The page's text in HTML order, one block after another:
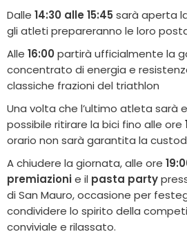
Dalle 14:30 alle 15:45 sarà aperta
gli atleti prepareranno le loro
Alle 16:00partirà ufficialmente la
concentrato di energia e
classiche frazioni del triathlon
Una volta che l’ultimo atleta sarà
possibile ritirare la bici fino alle ore
orario non sarà garantita la
A chiudere la giornata, alle ore
premiazionie il pasta party
di San Mauro, occasione per
condividere lo spirito della
conviviale e rilassato.